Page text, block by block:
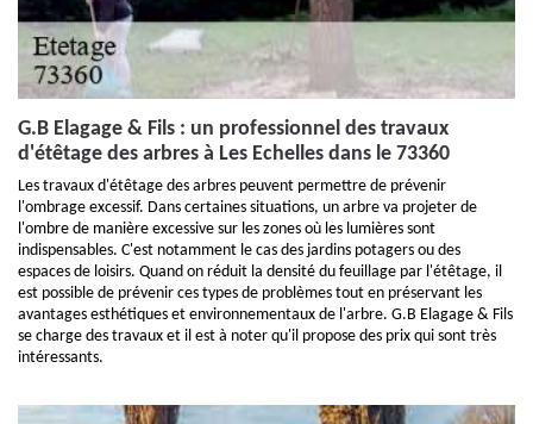
G.B Elagage & Fils : un professionnel des travaux
d'étêtage des arbres à Les Echelles dans le 73360
Les travaux d'étêtage des arbres peuvent permettre de prévenir
l'ombrage excessif. Dans certaines situations, un arbre va projeter de
l'ombre de manière excessive sur les zones où les lumières sont
indispensables. C'est notamment le cas des jardins potagers ou des
espaces de loisirs. Quand on réduit la densité du feuillage par l'étêtage, il
est possible de prévenir ces types de problèmes tout en préservant les
avantages esthétiques et environnementaux de l'arbre. G.B Elagage & Fils
se charge des travaux et il est à noter qu'il propose des prix qui sont très
intéressants.